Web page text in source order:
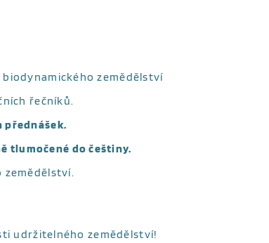
zemědělství
řečníků.
přednášek.
tlumočené do češtiny.
zemědělství.
udržitelného zemědělství!